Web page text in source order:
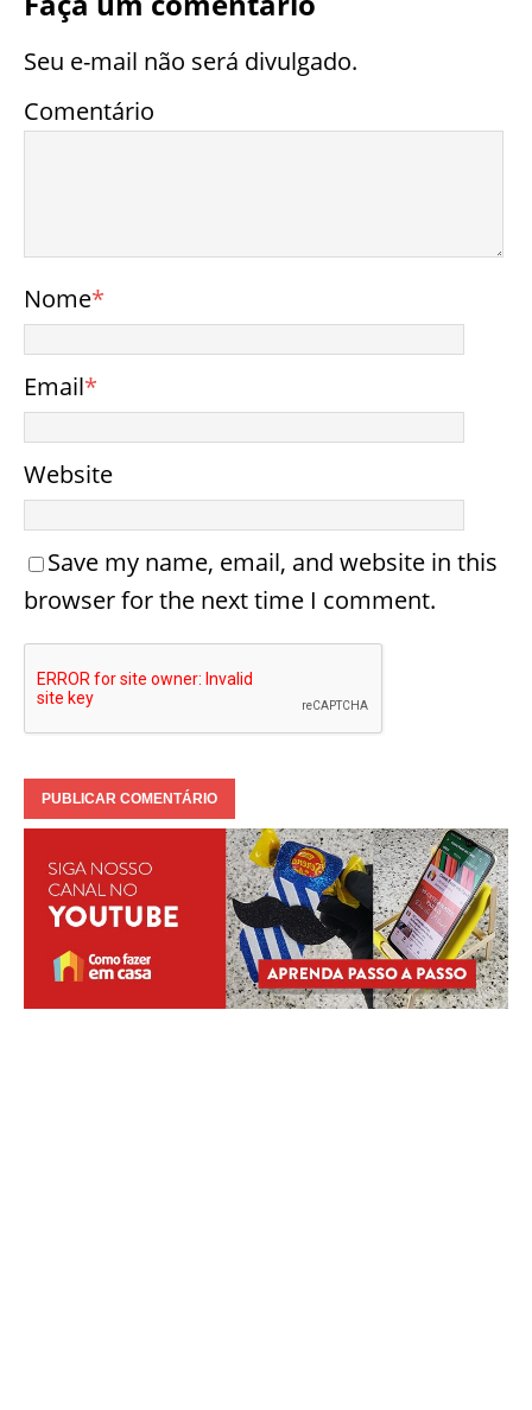
Seu e-mail não será divulgado.
Comentário
Nome*
Email*
Website
Save my name, email, and website in this
browser for the next time I comment.